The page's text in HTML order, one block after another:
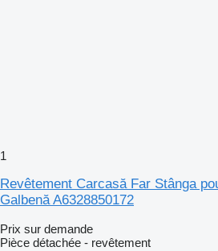
1
Revêtement Carcasă Far Stânga
Galbenă A6328850172
Prix sur demande
Pièce détachée - revêtement